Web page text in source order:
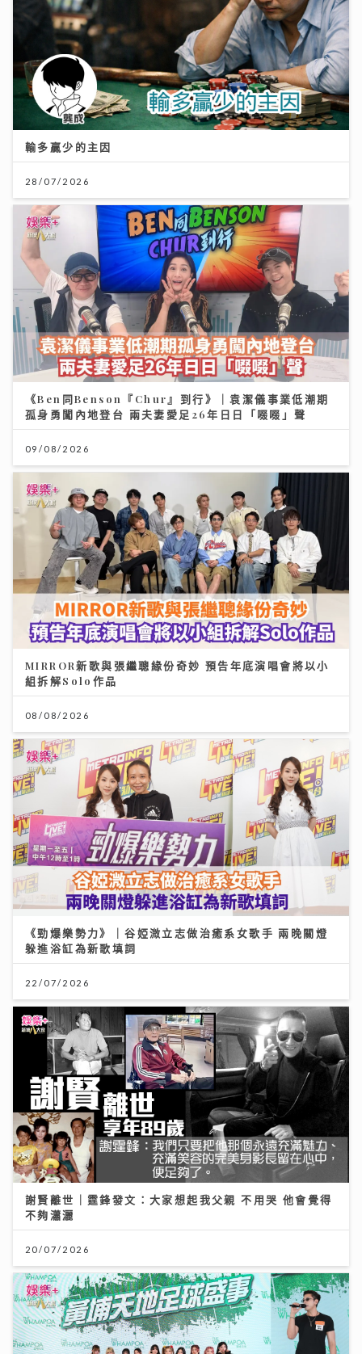
輸多贏少的主因
28/07/2026
《Ben同Benson『Chur』到行》｜袁潔儀事業低潮期
孤身勇闖內地登台 兩夫妻愛足26年日日「啜啜」聲
09/08/2026
MIRROR新歌與張繼聰緣份奇妙 預告年底演唱會將以小
組拆解Solo作品
08/08/2026
《勁爆樂勢力》｜谷婭溦立志做治癒系女歌手 兩晚關燈
躲進浴缸為新歌填詞
22/07/2026
謝賢離世｜霆鋒發文：大家想起我父親 不用哭 他會覺得
不夠瀟灑
20/07/2026